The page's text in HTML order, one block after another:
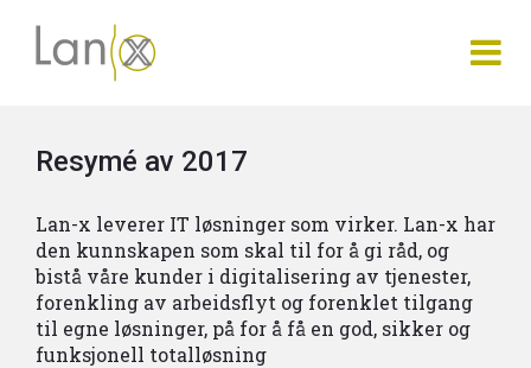
Resymé av 2017
Lan-x leverer IT løsninger som virker. Lan-x har
den kunnskapen som skal til for å gi råd, og
bistå våre kunder i digitalisering av tjenester,
forenkling av arbeidsflyt og forenklet tilgang
til egne løsninger, på for å få en god, sikker og
funksjonell totalløsning